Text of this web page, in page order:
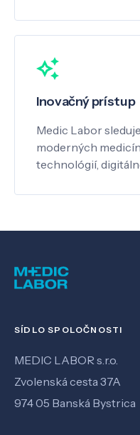
Inovačný prístup
Medic Labor
moderných
technológií,
SÍDLO SPOLOČNOSTI
MEDIC LABOR s.r.o.
Zvolenská cesta 37A
974 05 Banská Bystrica